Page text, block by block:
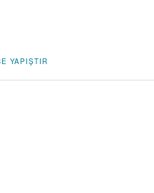
YAPIŞTIR